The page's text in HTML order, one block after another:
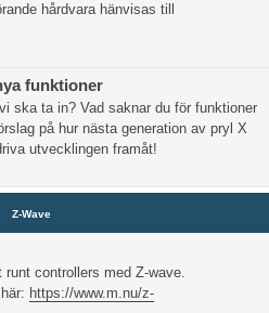
hårdvara hänvisas till
funktioner
ska ta in? Vad saknar du för funktioner
på hur nästa generation av pryl X
utvecklingen framåt!
Z-Wave
runt controllers med Z-wave.
https://www.m.nu/z-